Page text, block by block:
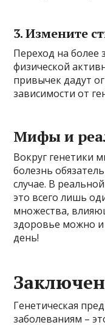
3. Измените
Переход на более
физической
привычек дадут
зависимости от
Мифы и
Вокруг генетики
болезнь
случае. В
это всего лишь
множества,
здоровье можно
день!
Генетическая
заболеваниям –